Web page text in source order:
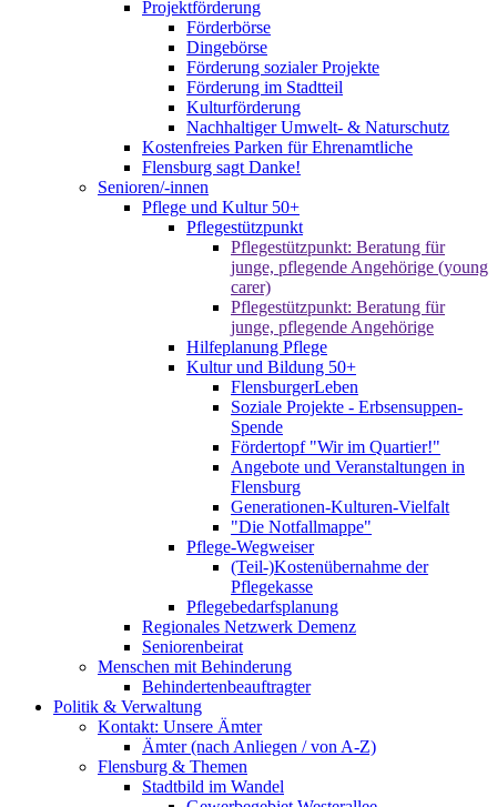
Projektförderung
Förderbörse
Dingebörse
Förderung sozialer Projekte
Förderung im Stadtteil
Kulturförderung
Nachhaltiger Umwelt- & Naturschutz
Kostenfreies Parken für Ehrenamtliche
Flensburg sagt Danke!
Senioren/-innen
Pflege und Kultur 50+
Pflegestützpunkt
Pflegestützpunkt: Beratung für
junge, pflegende Angehörige (young
carer)
Pflegestützpunkt: Beratung für
junge, pflegende Angehörige
Hilfeplanung Pflege
Kultur und Bildung 50+
FlensburgerLeben
Soziale Projekte - Erbsensuppen-
Spende
Fördertopf "Wir im Quartier!"
Angebote und Veranstaltungen in
Flensburg
Generationen-Kulturen-Vielfalt
"Die Notfallmappe"
Pflege-Wegweiser
(Teil-)Kostenübernahme der
Pflegekasse
Pflegebedarfsplanung
Regionales Netzwerk Demenz
Seniorenbeirat
Menschen mit Behinderung
Behindertenbeauftragter
Politik & Verwaltung
Kontakt: Unsere Ämter
Ämter (nach Anliegen / von A-Z)
Flensburg & Themen
Stadtbild im Wandel